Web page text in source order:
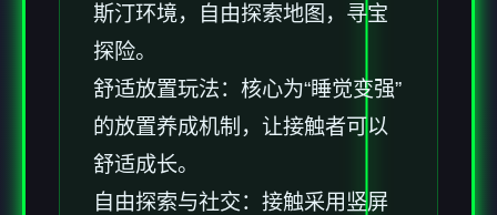
斯汀环境，自由探索地图，寻宝
探险。
舒适放置玩法：核心为“睡觉变强”
的放置养成机制，让接触者可以
舒适成长。
自由探索与社交：接触采用竖屏